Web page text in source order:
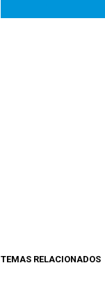
TEMAS RELACIONADOS